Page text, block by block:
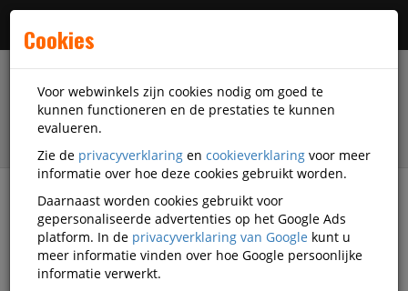
filter
Veiligheidsartikelen
Gehoorbescherming
Gehoorkappen
Cookies
Voor webwinkels zijn cookies nodig om goed te
kunnen functioneren en de prestaties te kunnen
evalueren.
Zie de privacyverklaring en cookieverklaring voor meer
informatie over hoe deze cookies gebruikt worden.
Daarnaast worden cookies gebruikt voor
gepersonaliseerde advertenties op het Google Ads
platform. In de privacyverklaring van Google kunt u
meer informatie vinden over hoe Google persoonlijke
informatie verwerkt.